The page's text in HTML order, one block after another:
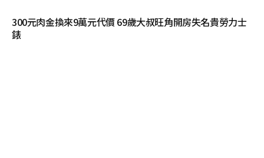
300元肉金換來9萬元代價 69歲大叔旺角開房失名貴勞力士
錶